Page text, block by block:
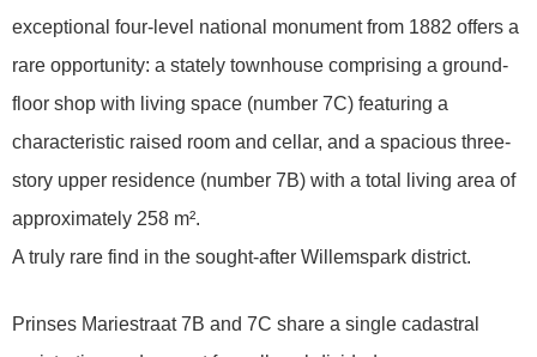
exceptional four-level national monument from 1882 offers a
rare opportunity: a stately townhouse comprising a ground-
floor shop with living space (number 7C) featuring a
characteristic raised room and cellar, and a spacious three-
story upper residence (number 7B) with a total living area of
approximately 258 m².
A truly rare find in the sought-after Willemspark district.
Prinses Mariestraat 7B and 7C share a single cadastral